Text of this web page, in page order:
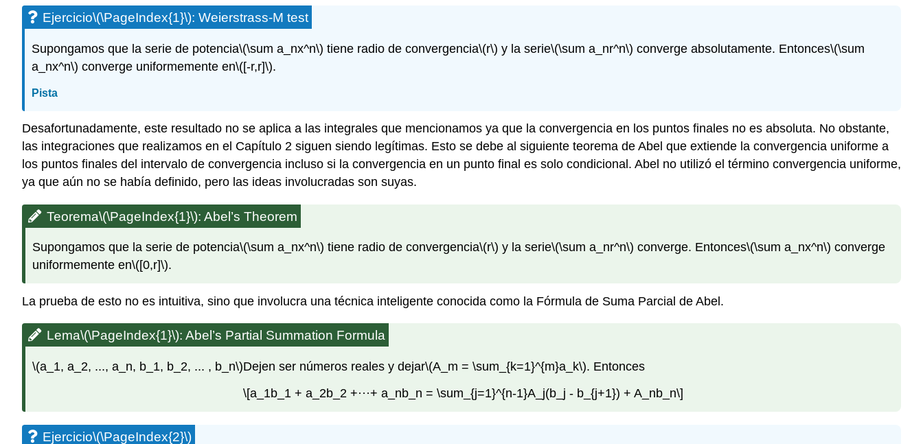
Ejercicio\(\PageIndex{1}\): Weierstrass-M test
Supongamos que la serie de potencia\(\sum a_nx^n\) tiene radio de convergencia\(r\) y la serie\(\sum a_nr^n\) converge absolutamente. Entonces\(\sum
a_nx^n\) converge uniformemente en\([-r,r]\).
Pista
Desafortunadamente, este resultado no se aplica a las integrales que mencionamos ya que la convergencia en los puntos finales no es absoluta. No obstante,
las integraciones que realizamos en el Capítulo 2 siguen siendo legítimas. Esto se debe al siguiente teorema de Abel que extiende la convergencia uniforme a
los puntos finales del intervalo de convergencia incluso si la convergencia en un punto final es solo condicional. Abel no utilizó el término convergencia uniforme,
ya que aún no se había definido, pero las ideas involucradas son suyas.
Teorema\(\PageIndex{1}\): Abel’s Theorem
Supongamos que la serie de potencia\(\sum a_nx^n\) tiene radio de convergencia\(r\) y la serie\(\sum a_nr^n\) converge. Entonces\(\sum a_nx^n\) converge
uniformemente en\([0,r]\).
La prueba de esto no es intuitiva, sino que involucra una técnica inteligente conocida como la Fórmula de Suma Parcial de Abel.
Lema\(\PageIndex{1}\): Abel’s Partial Summation Formula
\(a_1, a_2, ..., a_n, b_1, b_2, ... , b_n\)Dejen ser números reales y dejar\(A_m = \sum_{k=1}^{m}a_k\). Entonces
\[a_1b_1 + a_2b_2 +···+ a_nb_n = \sum_{j=1}^{n-1}A_j(b_j - b_{j+1}) + A_nb_n\]
Ejercicio\(\PageIndex{2}\)